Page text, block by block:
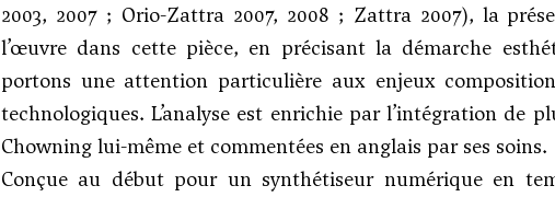
2003, 2007 ; Orio-Zattra 2007, 2008 ; Zattra 2007), la
l’œuvre dans cette pièce, en précisant la démarche
portons une attention particulière aux enjeux
technologiques. L’analyse est enrichie par l’intégration de
Chowning lui-même et commentées en anglais par ses soins.
Conçue au début pour un synthétiseur numérique en